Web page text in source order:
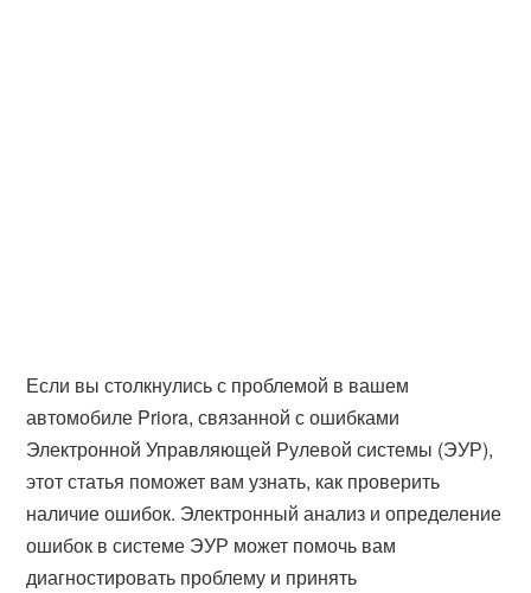
Если вы столкнулись с проблемой в вашем
автомобиле Priora, связанной с ошибками
Электронной Управляющей Рулевой системы (ЭУР),
этот статья поможет вам узнать, как проверить
наличие ошибок. Электронный анализ и определение
ошибок в системе ЭУР может помочь вам
диагностировать проблему и принять